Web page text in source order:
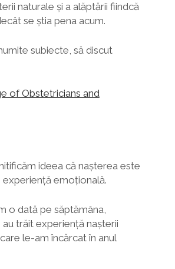
naturale și a alăptării fiindcă
se știa pena acum.
subiecte, să discut
of Obstetricians and
ideea că nașterea este
experiență emoțională.
o dată pe săptămâna,
trăit experiență nașterii
le-am încărcat în anul